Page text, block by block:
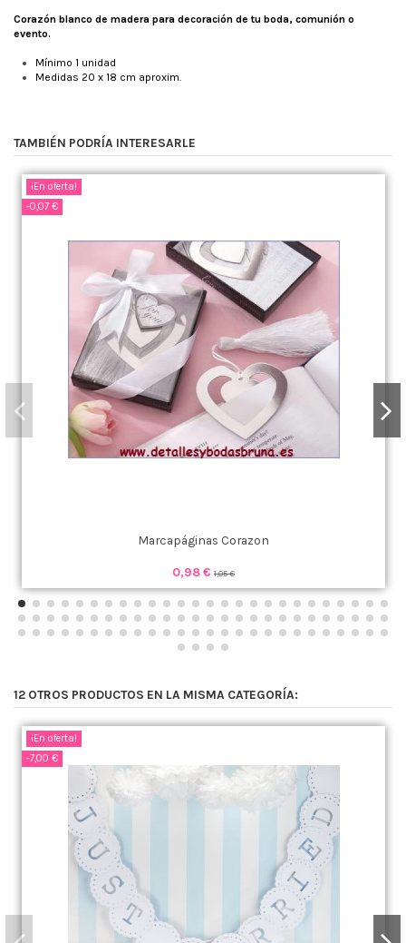
Corazón blanco de madera para decoración de tu boda, comunión o
evento.
Mínimo 1 unidad
Medidas 20 x 18 cm aproxim.
TAMBIÉN PODRÍA INTERESARLE
¡En oferta!
-0,07 €
Marcapáginas Corazon
0,98 € 1,05 €
12 OTROS PRODUCTOS EN LA MISMA CATEGORÍA:
¡En oferta!
-7,00 €